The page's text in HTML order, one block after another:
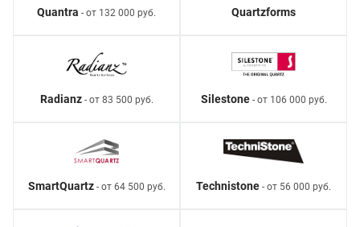
Quantra - от 132 000 руб. Quartzforms
Radianz- от 83 500 руб. Silestone- от 106 000 руб.
SmartQuartz- от 64 500 руб. Technistone - от 56 000 руб.